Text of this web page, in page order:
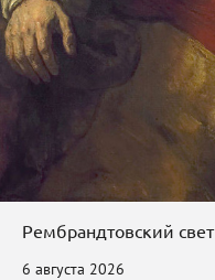
Рембрандтовский свет
6 августа 2026